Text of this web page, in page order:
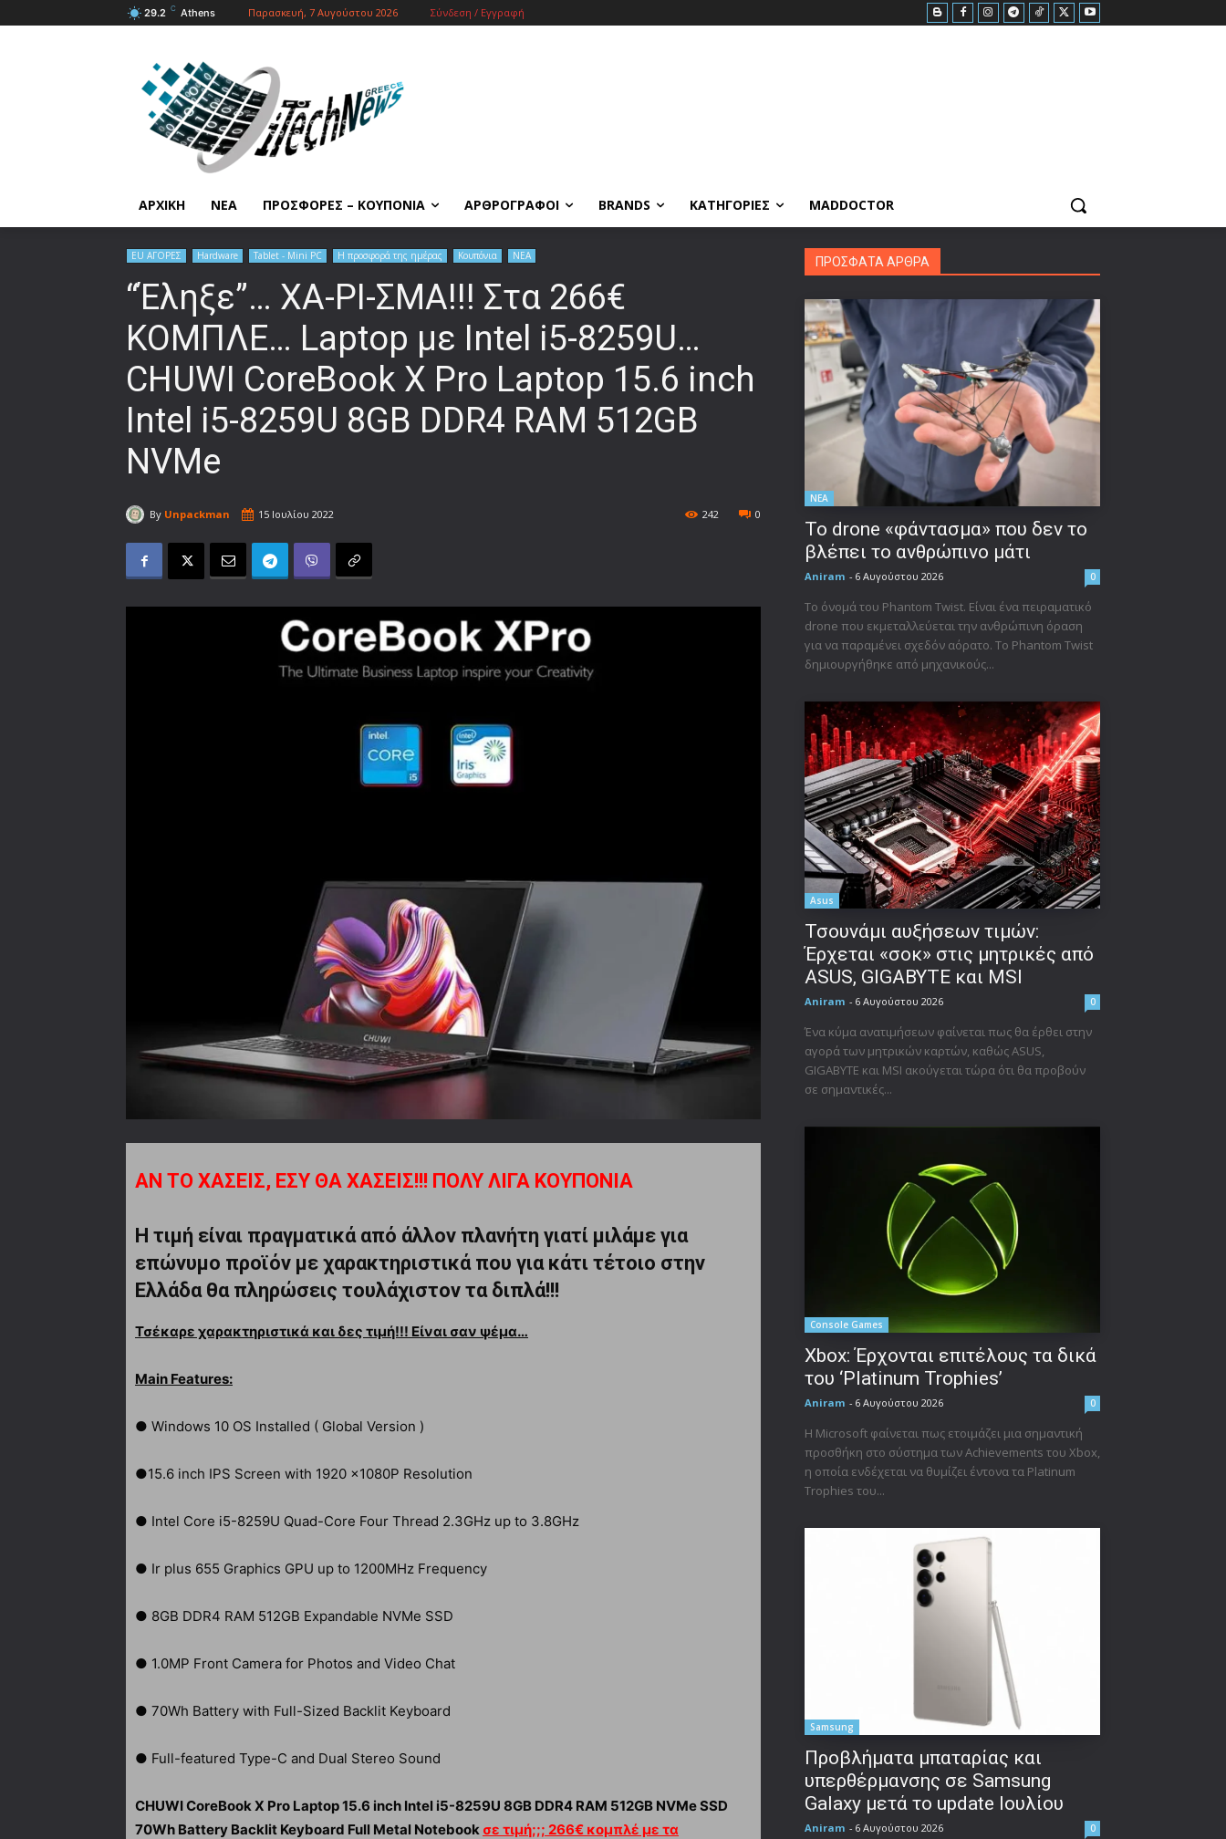
29.2 C Athens Παρασκευή, 7 Αυγούστου 2026 Σύνδεση / Εγγραφή
ΑΡΧΙΚΗ ΝΕΑ ΠΡΟΣΦΟΡΕΣ – ΚΟΥΠΟΝΙΑ ΑΡΘΡΟΓΡΑΦΟΙ BRANDS ΚΑΤΗΓΟΡΙΕΣ MADDOCTOR
EU ΑΓΟΡΕΣ Hardware Tablet - Mini PC Η προσφορά της ημέρας Κουπόνια ΝΕΑ
“Έληξε”… ΧΑ-ΡΙ-ΣΜΑ!!! Στα 266€
ΚΟΜΠΛΕ… Laptop με Intel i5-8259U…
CHUWI CoreBook X Pro Laptop 15.6 inch
Intel i5-8259U 8GB DDR4 RAM 512GB
NVMe
By Unpackman 15 Ιουλίου 2022 0
242
ΑΝ ΤΟ ΧΑΣΕΙΣ, ΕΣΥ ΘΑ ΧΑΣΕΙΣ!!! ΠΟΛΥ ΛΙΓΑ ΚΟΥΠΟΝΙΑ
Η τιμή είναι πραγματικά από άλλον πλανήτη γιατί μιλάμε για
επώνυμο προϊόν με χαρακτηριστικά που για κάτι τέτοιο στην
Ελλάδα θα πληρώσεις τουλάχιστον τα διπλά!!!
Τσέκαρε χαρακτηριστικά και δες τιμή!!! Είναι σαν ψέμα…
Main Features:
● Windows 10 OS Installed ( Global Version )
●15.6 inch IPS Screen with 1920 x1080P Resolution
● Intel Core i5-8259U Quad-Core Four Thread 2.3GHz up to 3.8GHz
● Ir plus 655 Graphics GPU up to 1200MHz Frequency
● 8GB DDR4 RAM 512GB Expandable NVMe SSD
● 1.0MP Front Camera for Photos and Video Chat
● 70Wh Battery with Full-Sized Backlit Keyboard
● Full-featured Type-C and Dual Stereo Sound
CHUWI CoreBook X Pro Laptop 15.6 inch Intel i5-8259U 8GB DDR4 RAM 512GB NVMe SSD
70Wh Battery Backlit Keyboard Full Metal Notebook σε τιμή;;; 266€ κομπλέ με τα
ΠΡΟΣΦΑΤΑ ΑΡΘΡΑ
ΝΕΑ
Το drone «φάντασμα» που δεν το
βλέπει το ανθρώπινο μάτι
Aniram - 6 Αυγούστου 2026 0
Το όνομά του Phantom Twist. Είναι ένα πειραματικό
drone που εκμεταλλεύεται την ανθρώπινη όραση
για να παραμένει σχεδόν αόρατο. Το Phantom Twist
δημιουργήθηκε από μηχανικούς...
Asus
Τσουνάμι αυξήσεων τιμών:
Έρχεται «σοκ» στις μητρικές από
ASUS, GIGABYTE και MSI
Aniram - 6 Αυγούστου 2026 0
Ένα κύμα ανατιμήσεων φαίνεται πως θα έρθει στην
αγορά των μητρικών καρτών, καθώς ASUS,
GIGABYTE και MSI ακούγεται τώρα ότι θα προβούν
σε σημαντικές...
Console Games
Xbox: Έρχονται επιτέλους τα δικά
του ‘Platinum Trophies’
Aniram - 6 Αυγούστου 2026 0
Η Microsoft φαίνεται πως ετοιμάζει μια σημαντική
προσθήκη στο σύστημα των Achievements του Xbox,
η οποία ενδέχεται να θυμίζει έντονα τα Platinum
Trophies του...
Samsung
Προβλήματα μπαταρίας και
υπερθέρμανσης σε Samsung
Galaxy μετά το update Ιουλίου
Aniram - 6 Αυγούστου 2026 0